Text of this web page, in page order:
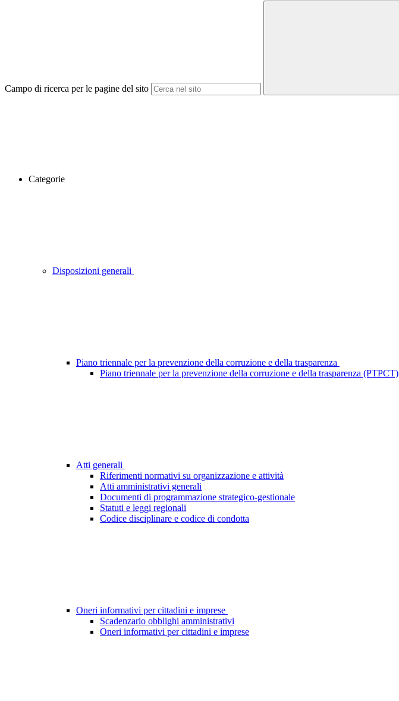
Campo di ricerca per le pagine del sito
Categorie
Disposizioni generali
Piano triennale per la prevenzione della corruzione e della trasparenza
Piano triennale per la prevenzione della corruzione e della trasparenza (PTPCT)
Atti generali
Riferimenti normativi su organizzazione e attività
Atti amministrativi generali
Documenti di programmazione strategico-gestionale
Statuti e leggi regionali
Codice disciplinare e codice di condotta
Oneri informativi per cittadini e imprese
Scadenzario obblighi amministrativi
Oneri informativi per cittadini e imprese